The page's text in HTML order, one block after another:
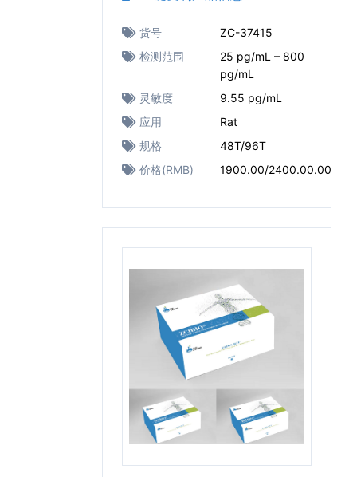
货号
ZC-37415
检测范围
25 pg/mL – 800
pg/mL
灵敏度
9.55 pg/mL
应用
Rat
规格
48T/96T
价格(RMB)
1900.00/2400.00.00